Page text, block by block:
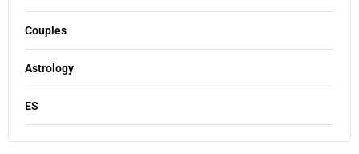
Couples
Astrology
ES